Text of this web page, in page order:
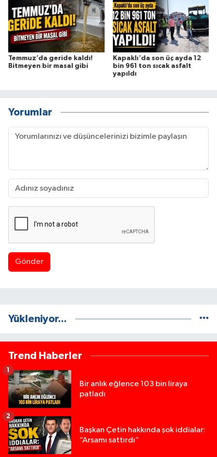
Temmuz’da geride kaldı!
Bitmeyen bir masal gibi
Kapaklı'da son üç ayda 12
bin 961 ton sıcak asfalt
yapıldı
Yorumlar
Gönder
Yükleniyor...
Trend Haberler
Bir anlık eğlence 103 bin liraya
patladı
1
Başkan Çetin hakkında şok iddialar:
“Arsamı sattırdı”
2